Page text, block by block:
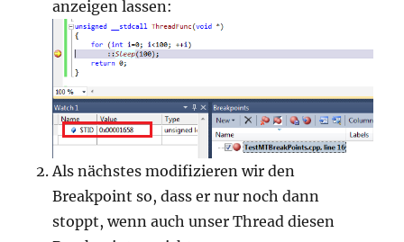
anzeigen lassen:
Als nächstes modifizieren wir den
Breakpoint so, dass er nur noch dann
stoppt, wenn auch unser Thread diesen